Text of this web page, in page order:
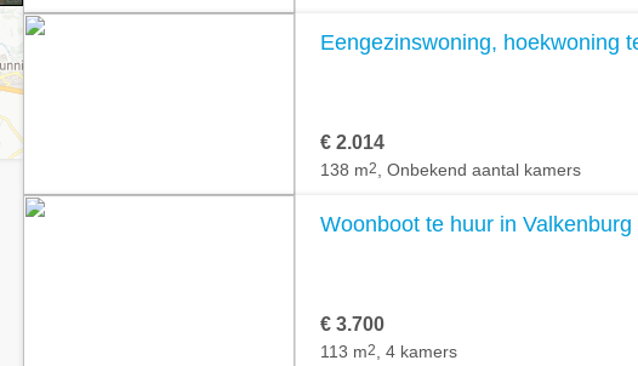
Eengezinswoning, hoekwoning
€ 2.014
138 m2 , Onbekend aantal kamers
Woonboot te huur in Valkenburg
€ 3.700
113 m2 , 4 kamers